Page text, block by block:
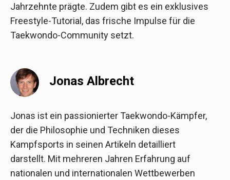
Jahrzehnte prägte. Zudem gibt es ein exklusives
Freestyle-Tutorial, das frische Impulse für die
Taekwondo-Community setzt.
Jonas Albrecht
Jonas ist ein passionierter Taekwondo-Kämpfer,
der die Philosophie und Techniken dieses
Kampfsports in seinen Artikeln detailliert
darstellt. Mit mehreren Jahren Erfahrung auf
nationalen und internationalen Wettbewerben